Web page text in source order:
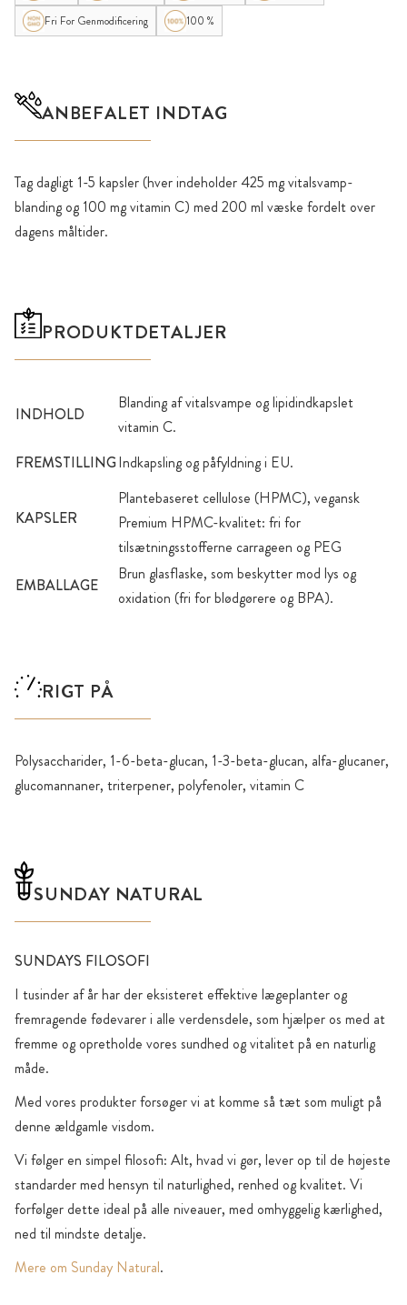
Fri For Genmodificering
100 %
ANBEFALET INDTAG
Tag dagligt 1-5 kapsler (hver indeholder 425 mg vitalsvamp-
blanding og 100 mg vitamin C) med 200 ml væske fordelt over
dagens måltider.
PRODUKTDETALJER
INDHOLD
Blanding af vitalsvampe og lipidindkapslet
vitamin C.
FREMSTILLINGIndkapsling og påfyldning i EU.
KAPSLER
Plantebaseret cellulose (HPMC), vegansk
Premium HPMC-kvalitet: fri for
tilsætningsstofferne carrageen og PEG
EMBALLAGE
Brun glasflaske, som beskytter mod lys og
oxidation (fri for blødgørere og BPA).
RIGT PÅ
Polysaccharider, 1-6-beta-glucan, 1-3-beta-glucan, alfa-glucaner,
glucomannaner, triterpener, polyfenoler, vitamin C
SUNDAY NATURAL
SUNDAYS FILOSOFI
I tusinder af år har der eksisteret effektive lægeplanter og
fremragende fødevarer i alle verdensdele, som hjælper os med at
fremme og opretholde vores sundhed og vitalitet på en naturlig
måde.
Med vores produkter forsøger vi at komme så tæt som muligt på
denne ældgamle visdom.
Vi følger en simpel filosofi: Alt, hvad vi gør, lever op til de højeste
standarder med hensyn til naturlighed, renhed og kvalitet. Vi
forfølger dette ideal på alle niveauer, med omhyggelig kærlighed,
ned til mindste detalje.
Mere om Sunday Natural.